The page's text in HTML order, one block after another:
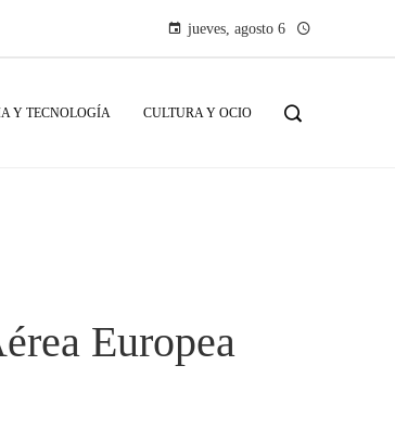
jueves, agosto 6
Y TECNOLOGÍA CULTURA Y OCIO
Europea